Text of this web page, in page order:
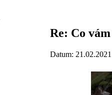
Re: Co
Datum: